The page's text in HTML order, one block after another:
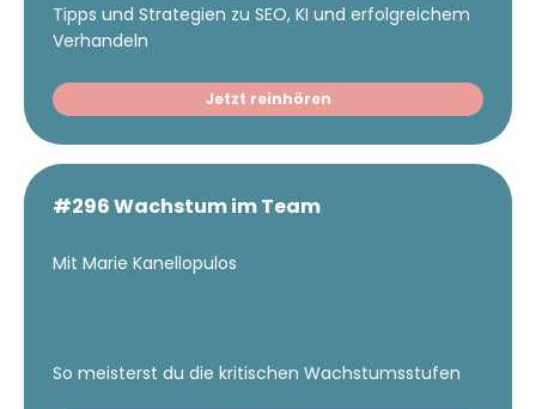
Tipps und Strategien zu SEO, KI und erfolgreichem
Verhandeln
Jetzt reinhören
#296 Wachstum im Team
Mit Marie Kanellopulos
So meisterst du die kritischen Wachstumsstufen